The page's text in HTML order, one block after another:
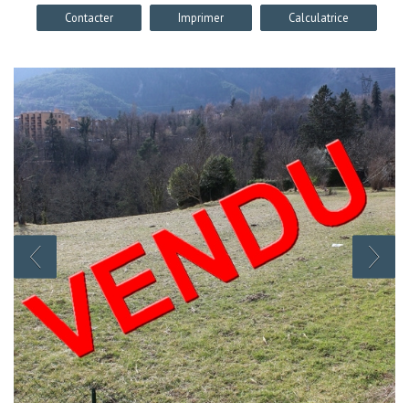
Contacter Imprimer Calculatrice